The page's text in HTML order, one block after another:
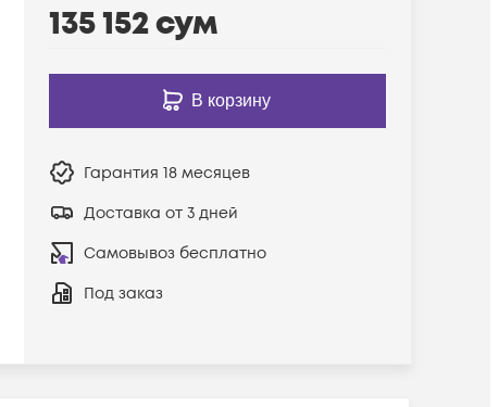
135 152сум
В корзину
Гарантия 18 месяцев
Доставка от 3 дней
Самовывоз бесплатно
Под заказ